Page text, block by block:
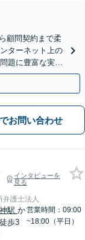
顧問契約まで柔
ターネット上の
題に豊富な実績
応」
お問い合わせ
インタビューを
見る
弁護士法人
駅 か
歩3
営業時間：09:00
~18:00（平日）